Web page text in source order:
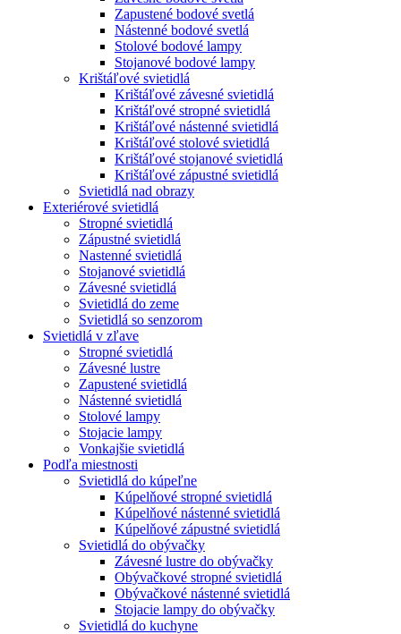
Zapustené bodové svetlá
Nástenné bodové svetlá
Stolové bodové lampy
Stojanové bodové lampy
Krištáľové svietidlá
Krištáľové závesné svietidlá
Krištáľové stropné svietidlá
Krištáľové nástenné svietidlá
Krištáľové stolové svietidlá
Krištáľové stojanové svietidlá
Krištáľové zápustné svietidlá
Svietidlá nad obrazy
Exteriérové svietidlá
Stropné svietidlá
Zápustné svietidlá
Nastenné svietidlá
Stojanové svietidlá
Závesné svietidlá
Svietidlá do zeme
Svietidlá so senzorom
Svietidlá v zľave
Stropné svietidlá
Závesné lustre
Zapustené svietidlá
Nástenné svietidlá
Stolové lampy
Stojacie lampy
Vonkajšie svietidlá
Podľa miestnosti
Svietidlá do kúpeľne
Kúpelňové stropné svietidlá
Kúpelňové nástenné svietidlá
Kúpelňové zápustné svietidlá
Svietidlá do obývačky
Závesné lustre do obývačky
Obývačkové stropné svietidlá
Obývačkové nástenné svietidlá
Stojacie lampy do obývačky
Svietidlá do kuchyne